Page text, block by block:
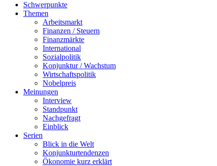
Schwerpunkte
Themen
Arbeitsmarkt
Finanzen / Steuern
Finanzmärkte
International
Sozialpolitik
Konjunktur / Wachstum
Wirtschaftspolitik
Nobelpreis
Meinungen
Interview
Standpunkt
Nachgefragt
Einblick
Serien
Blick in die Welt
Konjunkturtendenzen
Ökonomie kurz erklärt